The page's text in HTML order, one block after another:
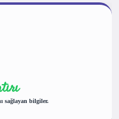
sağlayan bilgiler.